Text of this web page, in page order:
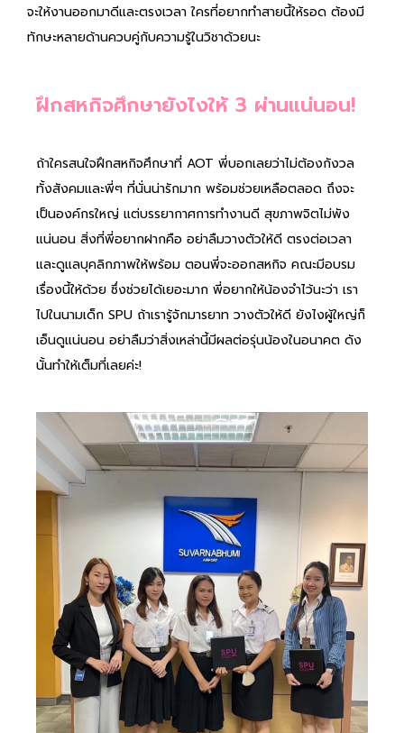
จะให้งานออกมาดีและตรงเวลา ใครที่อยากทำสายนี้ให้รอด ต้องมี
ทักษะหลายด้านควบคู่กับความรู้ในวิชาด้วยนะ
ฝึกสหกิจศึกษายังไงให้ 3 ผ่านแน่นอน!
ถ้าใครสนใจฝึกสหกิจศึกษาที่ AOT พี่บอกเลยว่าไม่ต้องกังวล
ทั้งสังคมและพี่ๆ ที่นั่นน่ารักมาก พร้อมช่วยเหลือตลอด ถึงจะ
เป็นองค์กรใหญ่ แต่บรรยากาศการทำงานดี สุขภาพจิตไม่พัง
แน่นอน สิ่งที่พี่อยากฝากคือ อย่าลืมวางตัวให้ดี ตรงต่อเวลา
และดูแลบุคลิกภาพให้พร้อม ตอนพี่จะออกสหกิจ คณะมีอบรม
เรื่องนี้ให้ด้วย ซึ่งช่วยได้เยอะมาก พี่อยากให้น้องจำไว้นะว่า เรา
ไปในนามเด็ก SPU ถ้าเรารู้จักมารยาท วางตัวให้ดี ยังไงผู้ใหญ่ก็
เอ็นดูแน่นอน อย่าลืมว่าสิ่งเหล่านี้มีผลต่อรุ่นน้องในอนาคต ดัง
นั้นทำให้เต็มที่เลยค่ะ!